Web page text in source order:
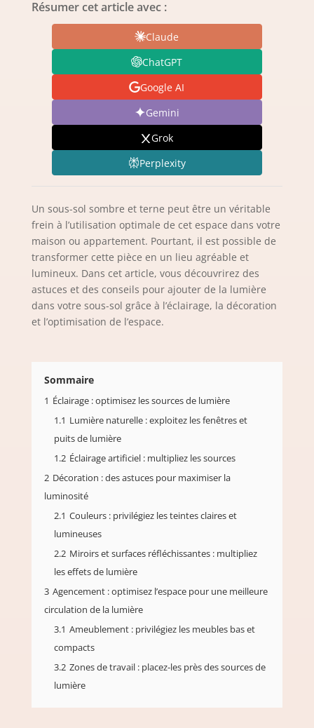
Résumer cet article avec :
Claude
ChatGPT
Google AI
Gemini
Grok
Perplexity
Un sous-sol sombre et terne peut être un véritable
frein à l’utilisation optimale de cet espace dans votre
maison ou appartement. Pourtant, il est possible de
transformer cette pièce en un lieu agréable et
lumineux. Dans cet article, vous découvrirez des
astuces et des conseils pour ajouter de la lumière
dans votre sous-sol grâce à l’éclairage, la décoration
et l’optimisation de l’espace.
Sommaire
1 Éclairage : optimisez les sources de lumière
1.1 Lumière naturelle : exploitez les fenêtres et
puits de lumière
1.2 Éclairage artificiel : multipliez les sources
2 Décoration : des astuces pour maximiser la
luminosité
2.1 Couleurs : privilégiez les teintes claires et
lumineuses
2.2 Miroirs et surfaces réfléchissantes : multipliez
les effets de lumière
3 Agencement : optimisez l’espace pour une meilleure
circulation de la lumière
3.1 Ameublement : privilégiez les meubles bas et
compacts
3.2 Zones de travail : placez-les près des sources de
lumière